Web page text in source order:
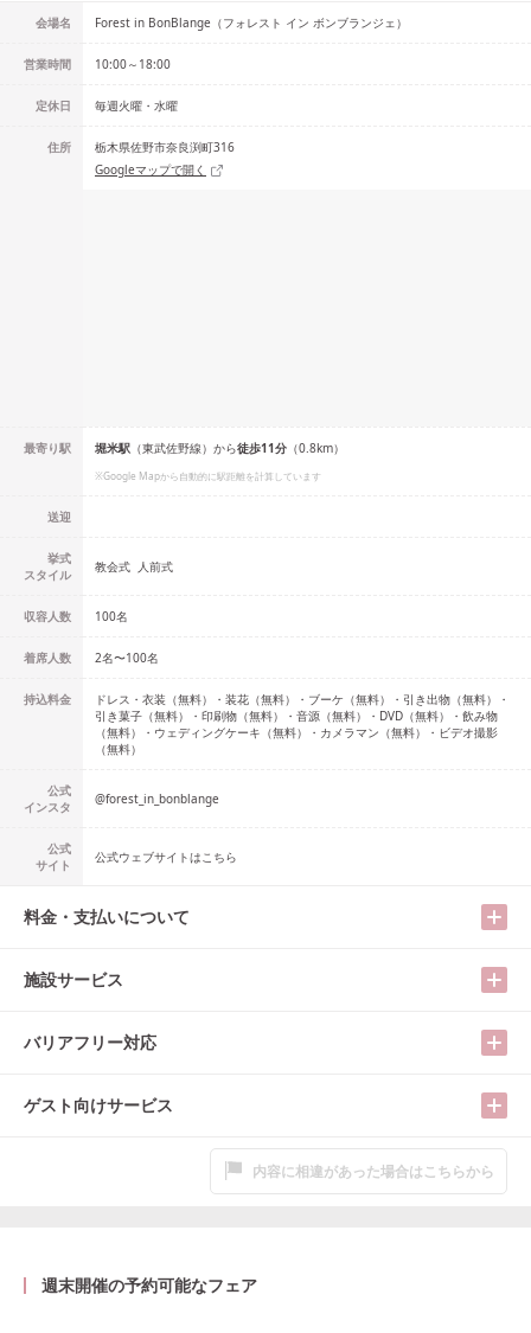
会場名 Forest in BonBlange（フォレスト イン ボンブランジェ）
営業時間 10:00～18:00
定休日 毎週火曜・水曜
住所
栃木県佐野市奈良渕町316
Googleマップで開く
最寄り駅 堀米駅 （東武佐野線） から徒歩11分 （0.8km）
※Google Mapから自動的に駅距離を計算しています
送迎
挙式
スタイル
教会式 人前式
収容人数 100名
着席人数 2名〜100名
持込料金
ドレス・衣装（無料）・装花（無料）・ブーケ（無料）・引き出物（無料）・
引き菓子（無料）・印刷物（無料）・音源（無料）・DVD（無料）・飲み物
（無料）・ウェディングケーキ（無料）・カメラマン（無料）・ビデオ撮影
（無料）
公式
インスタ
@forest_in_bonblange
公式
サイト
公式ウェブサイトはこちら
料金・支払いについて
施設サービス
バリアフリー対応
ゲスト向けサービス
内容に相違があった場合はこちらから
週末開催の予約可能なフェア